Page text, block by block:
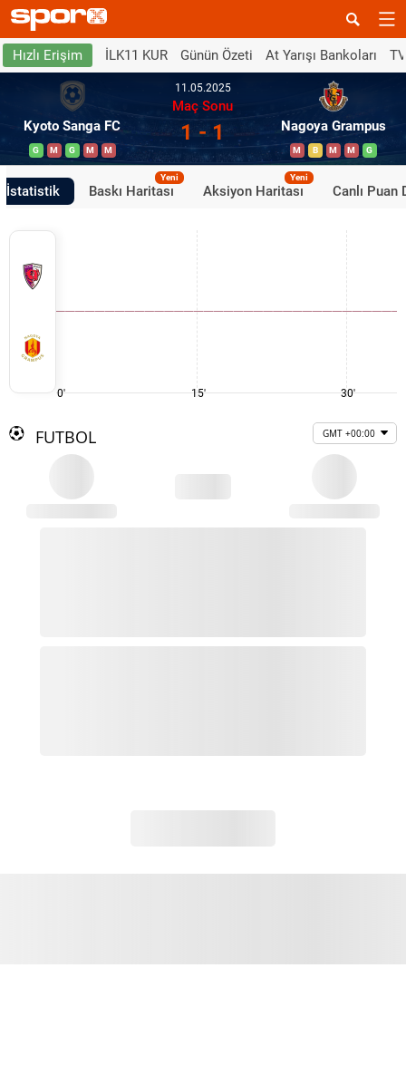
Hızlı Erişim İLK11 KUR Günün Özeti At Yarışı Bankoları
Kyoto Sanga FC
G M G M M
11.05.2025
Maç Sonu
1 - 1 Nagoya Grampus
M B M M G
İstatistik Baskı Haritası
Yeni
Aksiyon Haritası
Yeni
Canlı Puan
0' 15' 30'
FUTBOL GMT +00:00